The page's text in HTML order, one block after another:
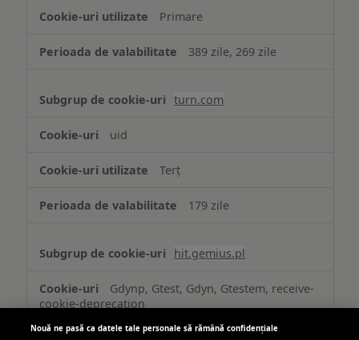
Primare
389 zile, 269 zile
turn.com
uid
Terț
179 zile
hit.gemius.pl
Gdynp, Gtest, Gdyn, Gtestem, receive-
cookie-deprecation
Nouă ne pasă ca datele tale personale să rămână confidențiale